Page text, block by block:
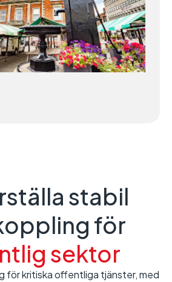
stabil
för
sektor
för kritiska offentliga tjänster, med